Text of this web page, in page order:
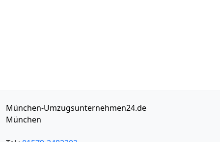
München-Umzugsunternehmen24.de
München